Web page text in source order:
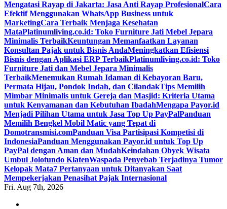
Mengatasi Rayap di Jakarta: Jasa Anti Rayap ProfesionalCara
Efektif Menggunakan WhatsApp Business untuk
MarketingCara Terbaik Menjaga Kesehatan
MataPlatinumliving.co.id: Toko Furniture Jati Mebel Jepara
Minimalis TerbaikKeuntungan Memanfaatkan Layanan
Konsultan Pajak untuk Bisnis AndaMeningkatkan Efisiensi
Bisnis dengan Aplikasi ERP TerbaikPlatinumliving.co.id: Toko
Furniture Jati dan Mebel Jepara Minimalis
TerbaikMenemukan Rumah Idaman di Kebayoran Baru,
Permata Hijau, Pondok Indah, dan CilandakTips Memilih
Mimbar Minimalis untuk Gereja dan Masjid: Kriteria Utama
untuk Kenyamanan dan Kebutuhan IbadahMengapa Payor.id
Menjadi Pilihan Utama untuk Jasa Top Up PayPalPanduan
Memilih Bengkel Mobil Matic yang Tepat di
Domotransmisi.comPanduan Visa Partisipasi Kompetisi di
IndonesiaPanduan Menggunakan Payor.id untuk Top Up
PayPal dengan Aman dan MudahKeindahan Obyek Wisata
Umbul Jolotundo KlatenWaspada Penyebab Terjadinya Tumor
Kelopak Mata7 Pertanyaan untuk Ditanyakan Saat
Mempekerjakan Penasihat Pajak Internasional
Fri. Aug 7th, 2026